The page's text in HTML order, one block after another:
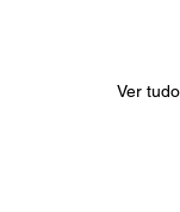
Ver tudo